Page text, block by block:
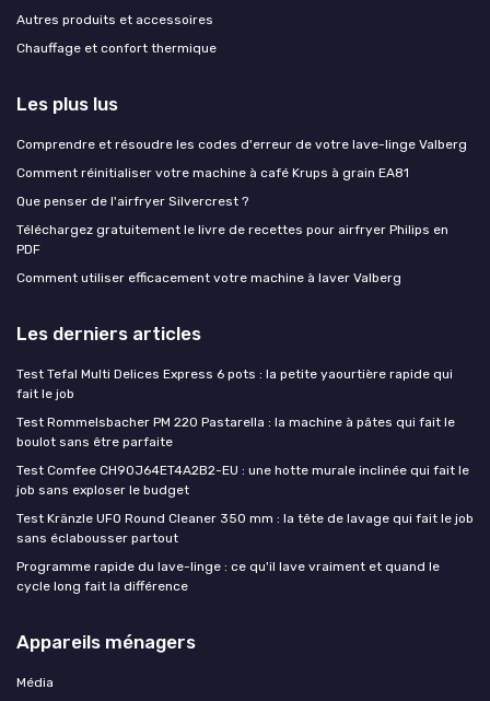
Autres produits et accessoires
Chauffage et confort thermique
Les plus lus
Comprendre et résoudre les codes d'erreur de votre lave-linge Valberg
Comment réinitialiser votre machine à café Krups à grain EA81
Que penser de l'airfryer Silvercrest ?
Téléchargez gratuitement le livre de recettes pour airfryer Philips en
PDF
Comment utiliser efficacement votre machine à laver Valberg
Les derniers articles
Test Tefal Multi Delices Express 6 pots : la petite yaourtière rapide qui
fait le job
Test Rommelsbacher PM 220 Pastarella : la machine à pâtes qui fait le
boulot sans être parfaite
Test Comfee CH90J64ET4A2B2-EU : une hotte murale inclinée qui fait le
job sans exploser le budget
Test Kränzle UFO Round Cleaner 350 mm : la tête de lavage qui fait le job
sans éclabousser partout
Programme rapide du lave-linge : ce qu'il lave vraiment et quand le
cycle long fait la différence
Appareils ménagers
Média